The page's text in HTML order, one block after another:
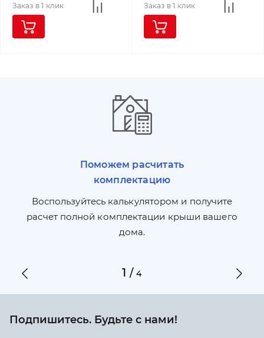
Заказ в 1 клик Заказ в 1 клик
Поможем расчитать
комплектацию
Воспользуйтесь калькулятором и получите
расчет полной комплектации крыши вашего
дома.
1 /4
Подпишитесь. Будьте с нами!